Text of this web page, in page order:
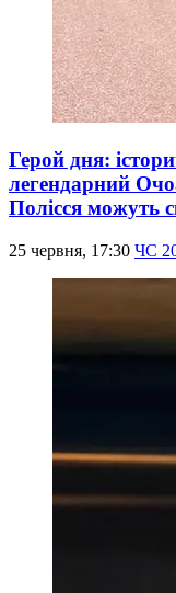
Герой дня:
легендарний
Полісся можуть
25 червня, 17:30 ЧС